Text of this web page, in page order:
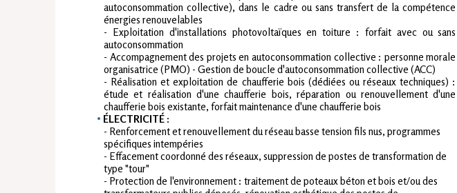
autoconsommation collective), dans le cadre ou sans transfert de la compétence
énergies renouvelables
- Exploitation d'installations photovoltaïques en toiture : forfait avec ou sans
autoconsommation
- Accompagnement des projets en autoconsommation collective : personne morale
organisatrice (PMO) - Gestion de boucle d'autoconsommation collective (ACC)
- Réalisation et exploitation de chaufferie bois (dédiées ou réseaux techniques) :
étude et réalisation d'une chaufferie bois, réparation ou renouvellement d'une
chaufferie bois existante, forfait maintenance d'une chaufferie bois
ÉLECTRICITÉ :
- Renforcement et renouvellement du réseau basse tension fils nus, programmes
spécifiques intempéries
- Effacement coordonné des réseaux, suppression de postes de transformation de
type "tour"
- Protection de l'environnement : traitement de poteaux béton et bois et/ou des